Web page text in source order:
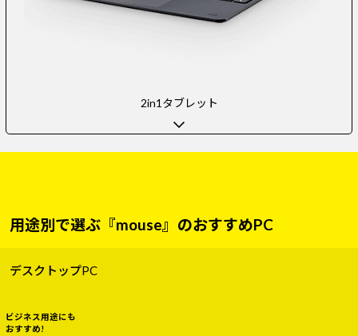
2in1タブレット
用途別で選ぶ『mouse』のおすすめPC
デスクトップPC
ビジネス用途にも
おすすめ!